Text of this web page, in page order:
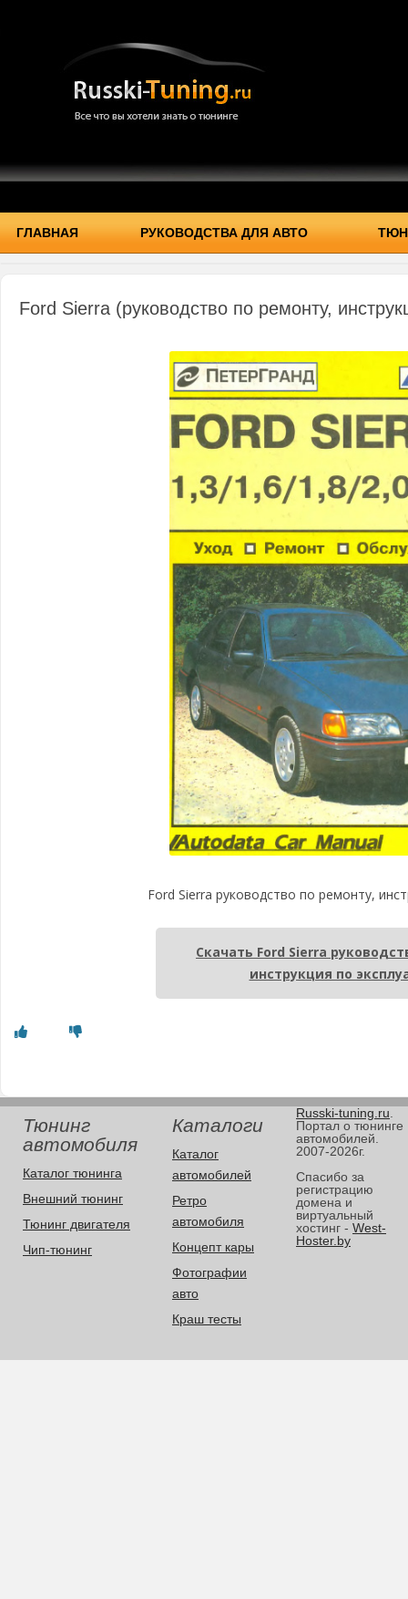
ГЛАВНАЯ РУКОВОДСТВА ДЛЯ АВТО
Ford Sierra (руководство по ремонту,
Ford Sierra руководство по ремонту,
Скачать Ford Sierra
инструкция по
Тюнинг
автомобиля
Каталог тюнинга
Внешний тюнинг
Тюнинг двигателя
Чип-тюнинг
Каталоги
Каталог
автомобилей
Ретро
автомобиля
Концепт кары
Фотографии
авто
Краш тесты
Russki-tuning.ru
Портал о тюнинге
автомобилей.
2007-2026г.
Спасибо за
регистрацию
домена и
виртуальный
хостинг - West-
Hoster.by